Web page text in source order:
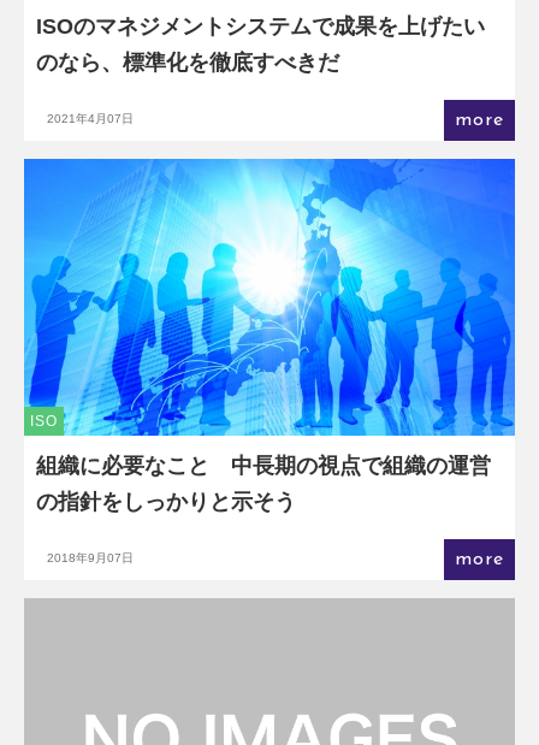
ISOのマネジメントシステムで成果を上げたい
のなら、標準化を徹底すべきだ
2021年4月07日 more
ISO
組織に必要なこと 中長期の視点で組織の運営
の指針をしっかりと示そう
2018年9月07日 more